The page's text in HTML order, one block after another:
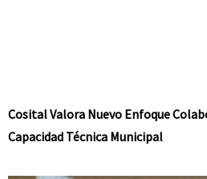
Cosital Valora Nuevo Enfoque
Capacidad Técnica Municipal